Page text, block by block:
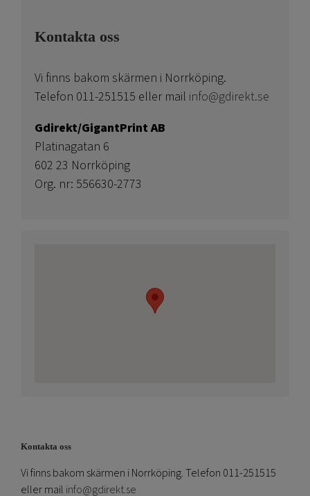
Kontakta oss
Vi finns bakom skärmen i Norrköping.
Telefon 011-251515 eller mail info@gdirekt.se
Gdirekt/GigantPrint AB
Platinagatan 6
602 23 Norrköping
Org. nr: 556630-2773
Kontakta oss
Vi finns bakom skärmen i Norrköping. Telefon 011-251515
eller mail info@gdirekt.se